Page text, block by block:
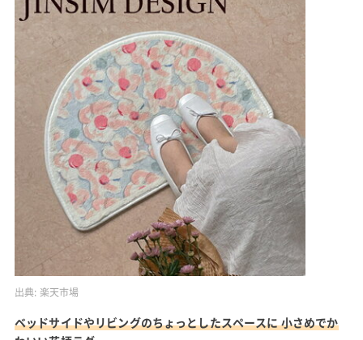
出典: 楽天市場
ベッドサイドやリビングのちょっとしたスペースに 小さめでか